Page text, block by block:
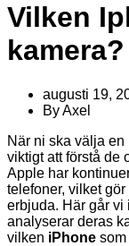
Vilken
kamera?
augusti 19,
ByAxel
När ni ska välja en
viktigt att förstå de
Apple har
telefoner, vilket
erbjuda. Här går vi
analyserar deras
vilken iPhone som